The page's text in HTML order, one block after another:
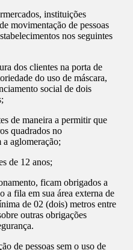
instituições
movimentação de pessoas
nos seguintes
dos clientes na porta de
do uso de máscara,
social de dois
de maneira a permitir que
quadrados no
a aglomeração;
de 12 anos;
ficam obrigados a
a fila em sua área externa de
de 02 (dois) metros entre
outras obrigações
de pessoas sem o uso de